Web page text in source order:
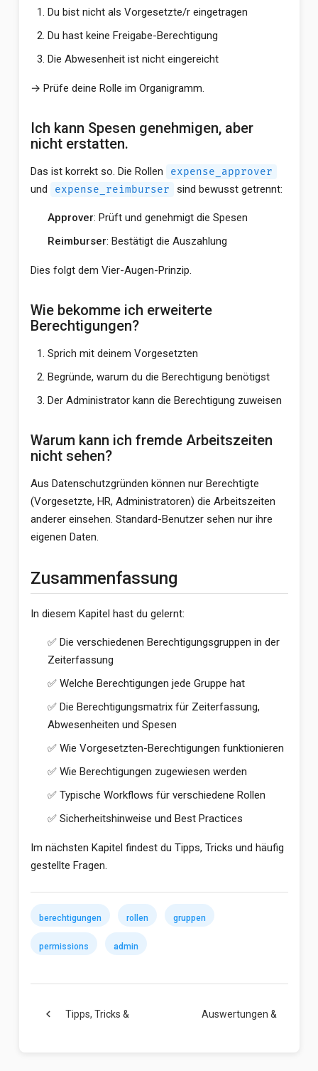
Du bist nicht als Vorgesetzte/r eingetragen
Du hast keine Freigabe-Berechtigung
Die Abwesenheit ist nicht eingereicht
→ Prüfe deine Rolle im Organigramm.
Ich kann Spesen genehmigen, aber
nicht erstatten.
Das ist korrekt so. Die Rollen expense_approver
und expense_reimburser sind bewusst getrennt:
Approver: Prüft und genehmigt die Spesen
Reimburser: Bestätigt die Auszahlung
Dies folgt dem Vier-Augen-Prinzip.
Wie bekomme ich erweiterte
Berechtigungen?
Sprich mit deinem Vorgesetzten
Begründe, warum du die Berechtigung benötigst
Der Administrator kann die Berechtigung zuweisen
Warum kann ich fremde Arbeitszeiten
nicht sehen?
Aus Datenschutzgründen können nur Berechtigte
(Vorgesetzte, HR, Administratoren) die Arbeitszeiten
anderer einsehen. Standard-Benutzer sehen nur ihre
eigenen Daten.
Zusammenfassung
In diesem Kapitel hast du gelernt:
✅ Die verschiedenen Berechtigungsgruppen in der
Zeiterfassung
✅ Welche Berechtigungen jede Gruppe hat
✅ Die Berechtigungsmatrix für Zeiterfassung,
Abwesenheiten und Spesen
✅ Wie Vorgesetzten-Berechtigungen funktionieren
✅ Wie Berechtigungen zugewiesen werden
✅ Typische Workflows für verschiedene Rollen
✅ Sicherheitshinweise und Best Practices
Im nächsten Kapitel findest du Tipps, Tricks und häufig
gestellte Fragen.
berechtigungen rollen gruppen
permissions admin
chevron_left Tipps, Tricks & Auswertungen &